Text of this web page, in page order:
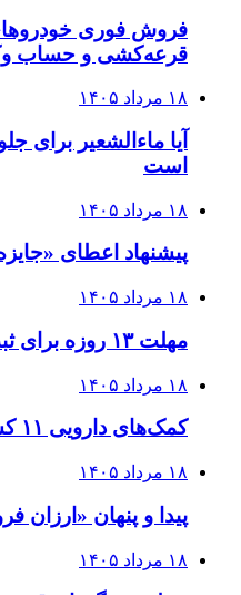
قرعه‌کشی و حساب
۱۸ مرداد ۱۴۰۵
آیا ماءالشعیر برای
است
۱۸ مرداد ۱۴۰۵
پیشنهاد اعطای
۱۸ مرداد ۱۴۰۵
مهلت ۱۳ روزه برای ثبت اطلاعات کالاهای پزشکی
۱۸ مرداد ۱۴۰۵
کمک‌های دارویی ۱۱ کشور به ایران در دوران جنگ
۱۸ مرداد ۱۴۰۵
پیدا و پنهان «ارزان
۱۸ مرداد ۱۴۰۵